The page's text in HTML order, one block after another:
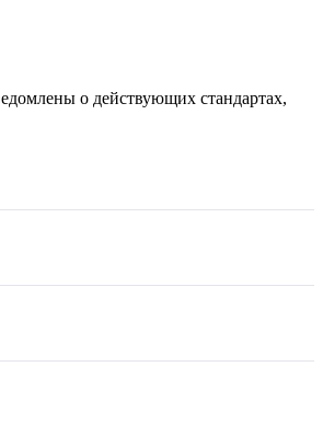
о действующих стандартах,